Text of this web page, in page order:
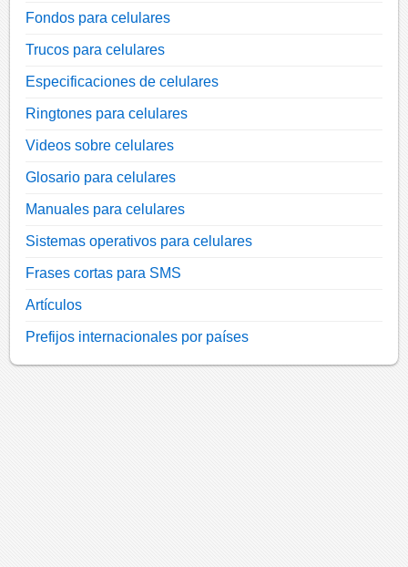
Fondos para celulares
Trucos para celulares
Especificaciones de celulares
Ringtones para celulares
Videos sobre celulares
Glosario para celulares
Manuales para celulares
Sistemas operativos para celulares
Frases cortas para SMS
Artículos
Prefijos internacionales por países